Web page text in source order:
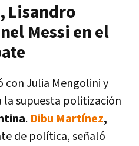
Lisandro
Messi en el
con Julia Mengolini y
supuesta politización
. Dibu Martínez,
de política, señaló